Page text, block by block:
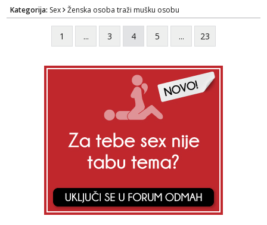
razme vrste zabave uzivo i online
Kategorija: Sex Ženska osoba traži mušku osobu
1 ... 3 4 5 ... 23